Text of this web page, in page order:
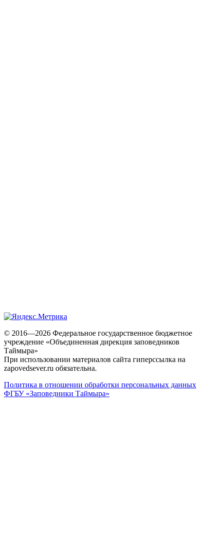
© 2016—2026 Федеральное государственное бюджетное
учреждение «Объединенная дирекция заповедников
Таймыра»
При использовании материалов сайта гиперссылка на
zapovedsever.ru обязательна.
Политика в отношении обработки персональных данных
ФГБУ «Заповедники Таймыра»